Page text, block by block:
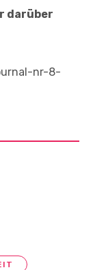
darüber
nr-8-